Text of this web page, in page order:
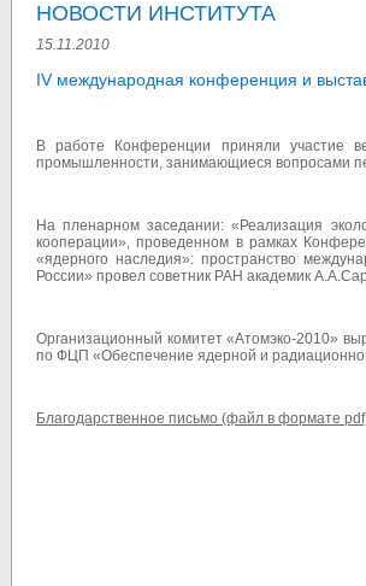
НОВОСТИ ИНСТИТУТА
15.11.2010
IV международная конференция и
В работе Конференции приняли участие
промышленности, занимающиеся вопросами
На пленарном заседании: «Реализация
кооперации», проведенном в рамках
«ядерного наследия»: пространство
России» провел советник РАН академик
Организационный комитет «Атомэко-2010»
по ФЦП «Обеспечение ядерной и
Благодарственное письмо (файл в формате